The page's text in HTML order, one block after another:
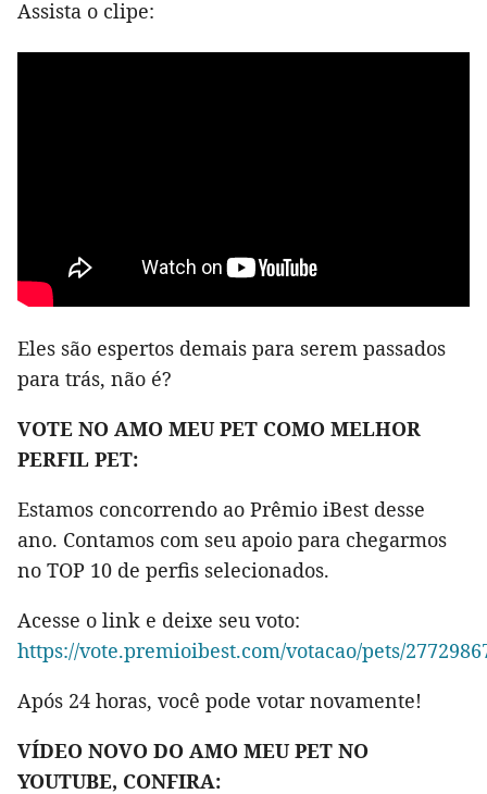
Assista o clipe:
Eles são espertos demais para serem passados
para trás, não é?
VOTE NO AMO MEU PET COMO MELHOR
PERFIL PET:
Estamos concorrendo ao Prêmio iBest desse
ano. Contamos com seu apoio para chegarmos
no TOP 10 de perfis selecionados.
Acesse o link e deixe seu voto:
https://vote.premioibest.com/votacao/pets/
Após 24 horas, você pode votar novamente!
VÍDEO NOVO DO AMO MEU PET NO
YOUTUBE, CONFIRA: